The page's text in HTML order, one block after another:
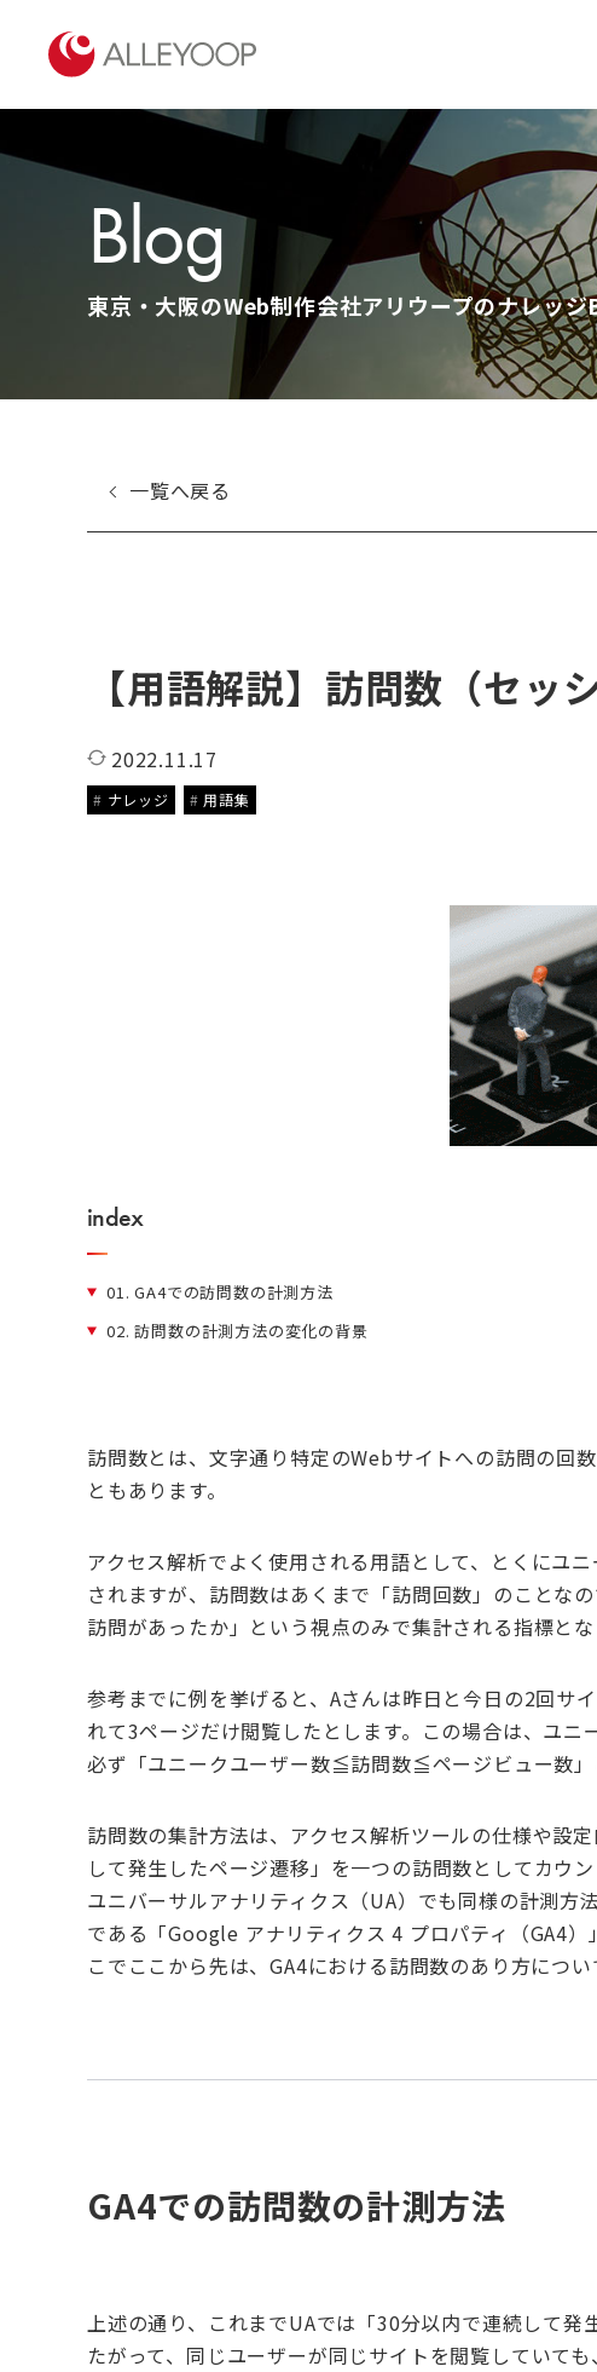
Blog
東京・大阪のWeb制作会社アリウープのナレッ
一覧へ戻る
【用語解説】訪問数（セッ
2022.11.17
ナレッジ 用語集
index
01. GA4での訪問数の計測方法
02. 訪問数の計測方法の変化の背景
訪問数とは、文字通り特定のWebサイトへの訪問の回
ともあります。
アクセス解析でよく使用される用語として、とくにユ
されますが、訪問数はあくまで「訪問回数」のことな
訪問があったか」という視点のみで集計される指標とな
参考までに例を挙げると、 Aさんは昨日と今日の2回サ
れて3ページだけ閲覧したとします。この場合は、ユニ
必ず「ユニークユーザー数≦訪問数≦ページビュー数」
訪問数の集計方法は、アクセス解析ツールの仕様や設
して発生したページ遷移」を一つの訪問数としてカウ
ユニバーサルアナリティクス（UA）でも同様の計測方
である「Google アナリティクス 4 プロパティ（GA4）
こでここから先は、GA4における訪問数のあり方につい
GA4での訪問数の計測方法
上述の通り、これまでUAでは「30分以内で連続して発
たがって、同じユーザーが同じサイトを閲覧していて